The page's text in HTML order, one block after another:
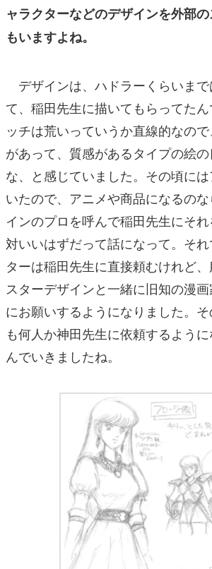
ャラクターなどのデザインを外部
もいますよね。
デザインは、ハドラーくらいま
て、稲田先生に描いてもらってた
ッチは荒いっていうか直線的なの
があって、質感があるタイプの絵
な、と感じていました。その頃に
いたので、アニメや商品になるの
インのプロを呼んで稲田先生にそ
対いいはずだって話になって。そ
ターは稲田先生に直接頼むけれど
スターデザインと一緒に旧知の漫
にお願いするようになりました。
も何人か神田先生に依頼するよう
んでいきましたね。